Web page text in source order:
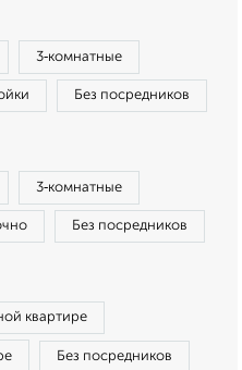
3‑комнатные
Без посредников
3‑комнатные
Без посредников
квартире
Без посредников